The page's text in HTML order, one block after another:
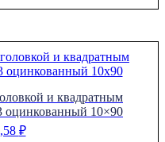
и квадратным
оцинкованный 10×90
₽